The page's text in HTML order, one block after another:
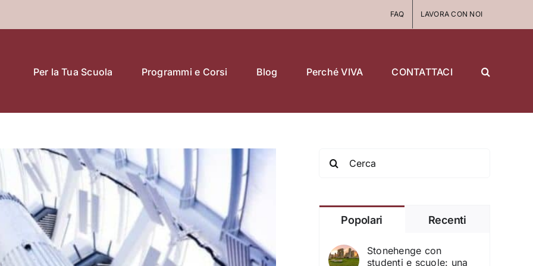
FAQ LAVORA CON NOI
Per la Tua Scuola Programmi e Corsi Blog Perché VIVA CONTATTACI
Popolari Recenti
Stonehenge con
studenti e scuole: una